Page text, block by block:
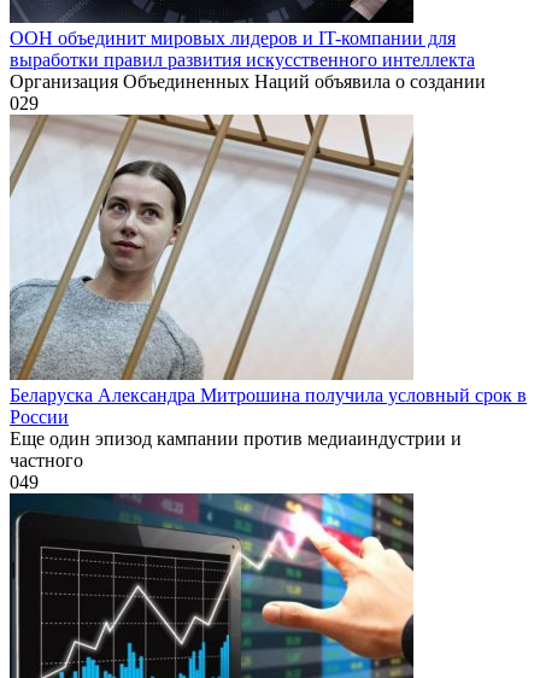
ООН объединит мировых лидеров и IT-компании для
выработки правил развития искусственного интеллекта
Организация Объединенных Наций объявила о создании
029
Беларуска Александра Митрошина получила условный срок в
России
Еще один эпизод кампании против медиаиндустрии и
частного
049